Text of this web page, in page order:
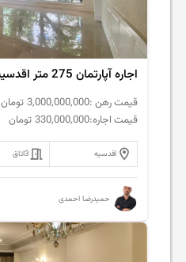
اجاره آپارتمان 275 متر اقدسیه 3 خواب مستر
قیمت رهن :3,000,000,000 تومان
قیمت اجاره:330,000,000 تومان
اقدسیه 3اتاق
حمیدرضا احمدی